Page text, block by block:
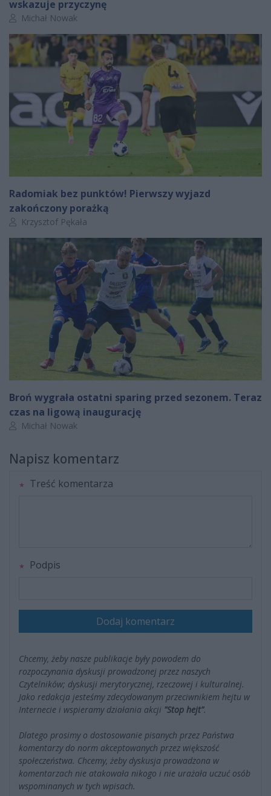
wskazuje przyczynę
Autor artykułu:
Michał Nowak
Radomiak bez punktów! Pierwszy wyjazd
zakończony porażką
Autor artykułu:
Krzysztof Pękała
Broń wygrała ostatni sparing przed sezonem. Teraz
czas na ligową inaugurację
Autor artykułu:
Michał Nowak
Napisz komentarz
Treść komentarza
Podpis
Dodaj komentarz
Chcemy, żeby nasze publikacje były powodem do
rozpoczynania dyskusji prowadzonej przez naszych
Czytelników; dyskusji merytorycznej, rzeczowej i kulturalnej.
Jako redakcja jesteśmy zdecydowanym przeciwnikiem hejtu w
Internecie i wspieramy działania akcji "Stop hejt".
Dlatego prosimy o dostosowanie pisanych przez Państwa
komentarzy do norm akceptowanych przez większość
społeczeństwa. Chcemy, żeby dyskusja prowadzona w
komentarzach nie atakowała nikogo i nie urażała uczuć osób
wspominanych w tych wpisach.